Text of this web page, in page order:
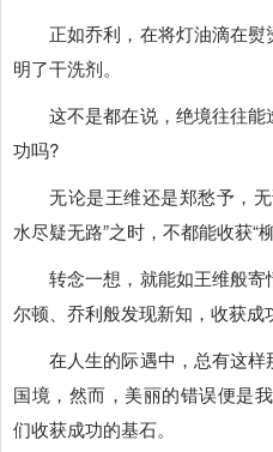
正如乔利，在将灯油滴在
明了干洗剂。
这不是都在说，绝境往往
功吗?
无论是王维还是郑愁予，
水尽疑无路”之时，不都能收获“
转念一想，就能如王维般
尔顿、乔利般发现新知，收获成
在人生的际遇中，总有这
国境，然而，美丽的错误便是
们收获成功的基石。